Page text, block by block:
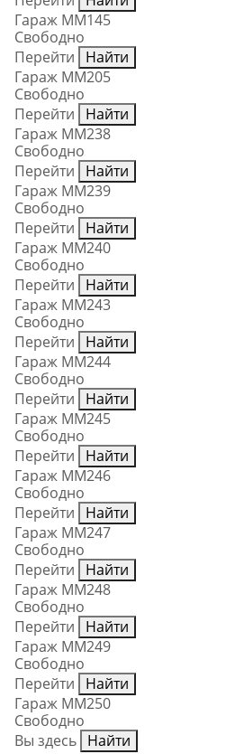
Гараж ММ145
Свободно
Перейти
Найти
Гараж ММ205
Свободно
Перейти
Найти
Гараж ММ238
Свободно
Перейти
Найти
Гараж ММ239
Свободно
Перейти
Найти
Гараж ММ240
Свободно
Перейти
Найти
Гараж ММ243
Свободно
Перейти
Найти
Гараж ММ244
Свободно
Перейти
Найти
Гараж ММ245
Свободно
Перейти
Найти
Гараж ММ246
Свободно
Перейти
Найти
Гараж ММ247
Свободно
Перейти
Найти
Гараж ММ248
Свободно
Перейти
Найти
Гараж ММ249
Свободно
Перейти
Найти
Гараж ММ250
Свободно
Вы здесь Найти